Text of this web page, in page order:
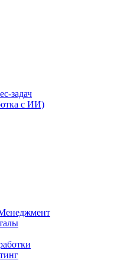
задач
с ИИ)